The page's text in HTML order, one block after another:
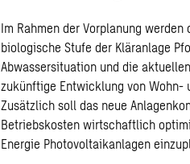
Im Rahmen der Vorplanung
biologische Stufe der Kläranlage
Abwassersituation und die
zukünftige Entwicklung von Wohn-
Zusätzlich soll das neue
Betriebskosten wirtschaftlich
Energie Photovoltaikanlagen